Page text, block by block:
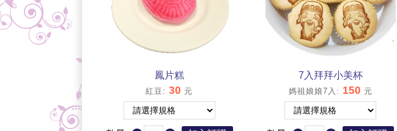
鳳片糕
紅豆 :30 元
7入拜拜小美杯
媽祖娘娘7入 : 150 元